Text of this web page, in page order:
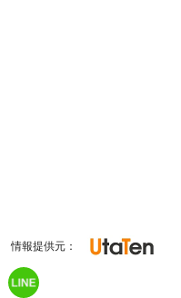
情報提供元：